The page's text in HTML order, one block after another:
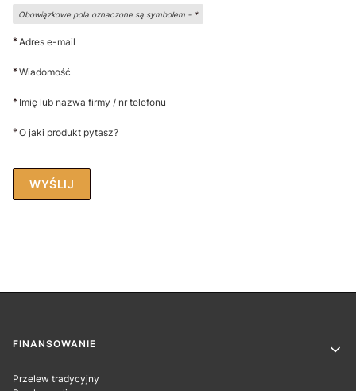
Obowiązkowe pola oznaczone są symbolem - *
*Adres e-mail
*Wiadomość
* Imię lub nazwa firmy / nr telefonu
*O jaki produkt pytasz?
WYŚLIJ
Linki w stopce
FINANSOWANIE
Przelew tradycyjny